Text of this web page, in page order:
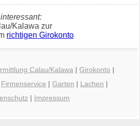
Kalawa zur
richtigen Girokonto
Calau/Kalawa | Girokonto |
Firmenservice | Garten | Lachen |
| Impressum